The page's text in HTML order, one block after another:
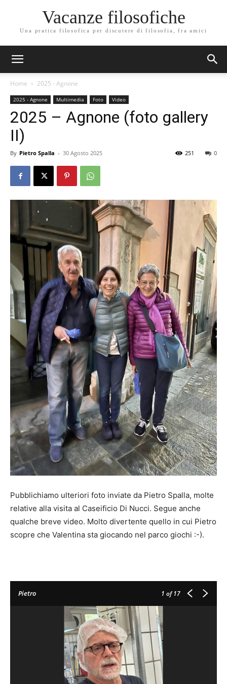
Vacanze filosofiche
Una pratica filosofica per discutere di filosofia, fra amici
Home 2025 - Agnone
2025 - Agnone Multimedia Foto Video
2025 – Agnone (foto gallery
II)
By Pietro Spalla - 30 Agosto 2025 0
251
Pubblichiamo ulteriori foto inviate da Pietro Spalla, molte
relative alla visita al Caseificio Di Nucci. Segue anche
qualche breve video. Molto divertente quello in cui Pietro
scopre che Valentina sta giocando nel parco giochi :-).
Pietro 1 of 17